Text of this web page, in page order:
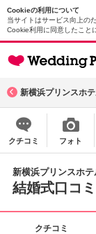
Cookieの利用について
当サイトはサービス向上の
Cookie利用に同意したこと
新横浜プリンスホ
クチコミ フォト
新横浜プリンスホテ
結婚式口コ
クチコミ